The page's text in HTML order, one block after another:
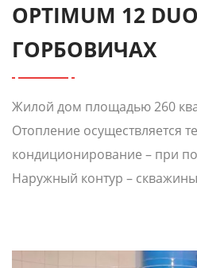
OPTIMUM 12
ГОРБОВИЧАХ
Жилой дом площадью 260
Отопление осуществляется
кондиционирование – при
Наружный контур –